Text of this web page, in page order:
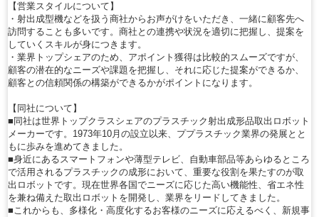
【営業スタイルについて】
・射出成型機などを扱う商社からお声がけをいただき、一緒に顧客先へ
訪問することも多いです。商社との連携や状況を適切に把握し、提案を
していくスキルが身につきます。
・業界トップシェアのため、アポイント獲得は比較的スムーズですが、
顧客の潜在的なニーズや課題を把握し、それに応じた提案ができるか、
顧客との信頼関係の構築ができるかがポイントになります。
【同社について】
■同社は世界トップクラスシェアのプラスチック射出成形品取出ロボット
メーカーです。1973年10月の設立以来、ププラスチック業界の発展とと
もに歩みを進めてきました。
■身近にあるスマートフォンや薄型テレビ、自動車部品等あらゆるところ
で活用されるプラスチックの成形において、重要な役割を果たすのが取
出ロボットです。現在世界各国でニーズに応じた高い機能性、省エネ性
を兼ね備えた取出ロボットを開発し、業界をリードしてきました。
■これからも、多様化・高度化するお客様のニーズに応えるべく、新規事